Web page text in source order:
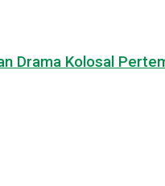
Drama Kolosal